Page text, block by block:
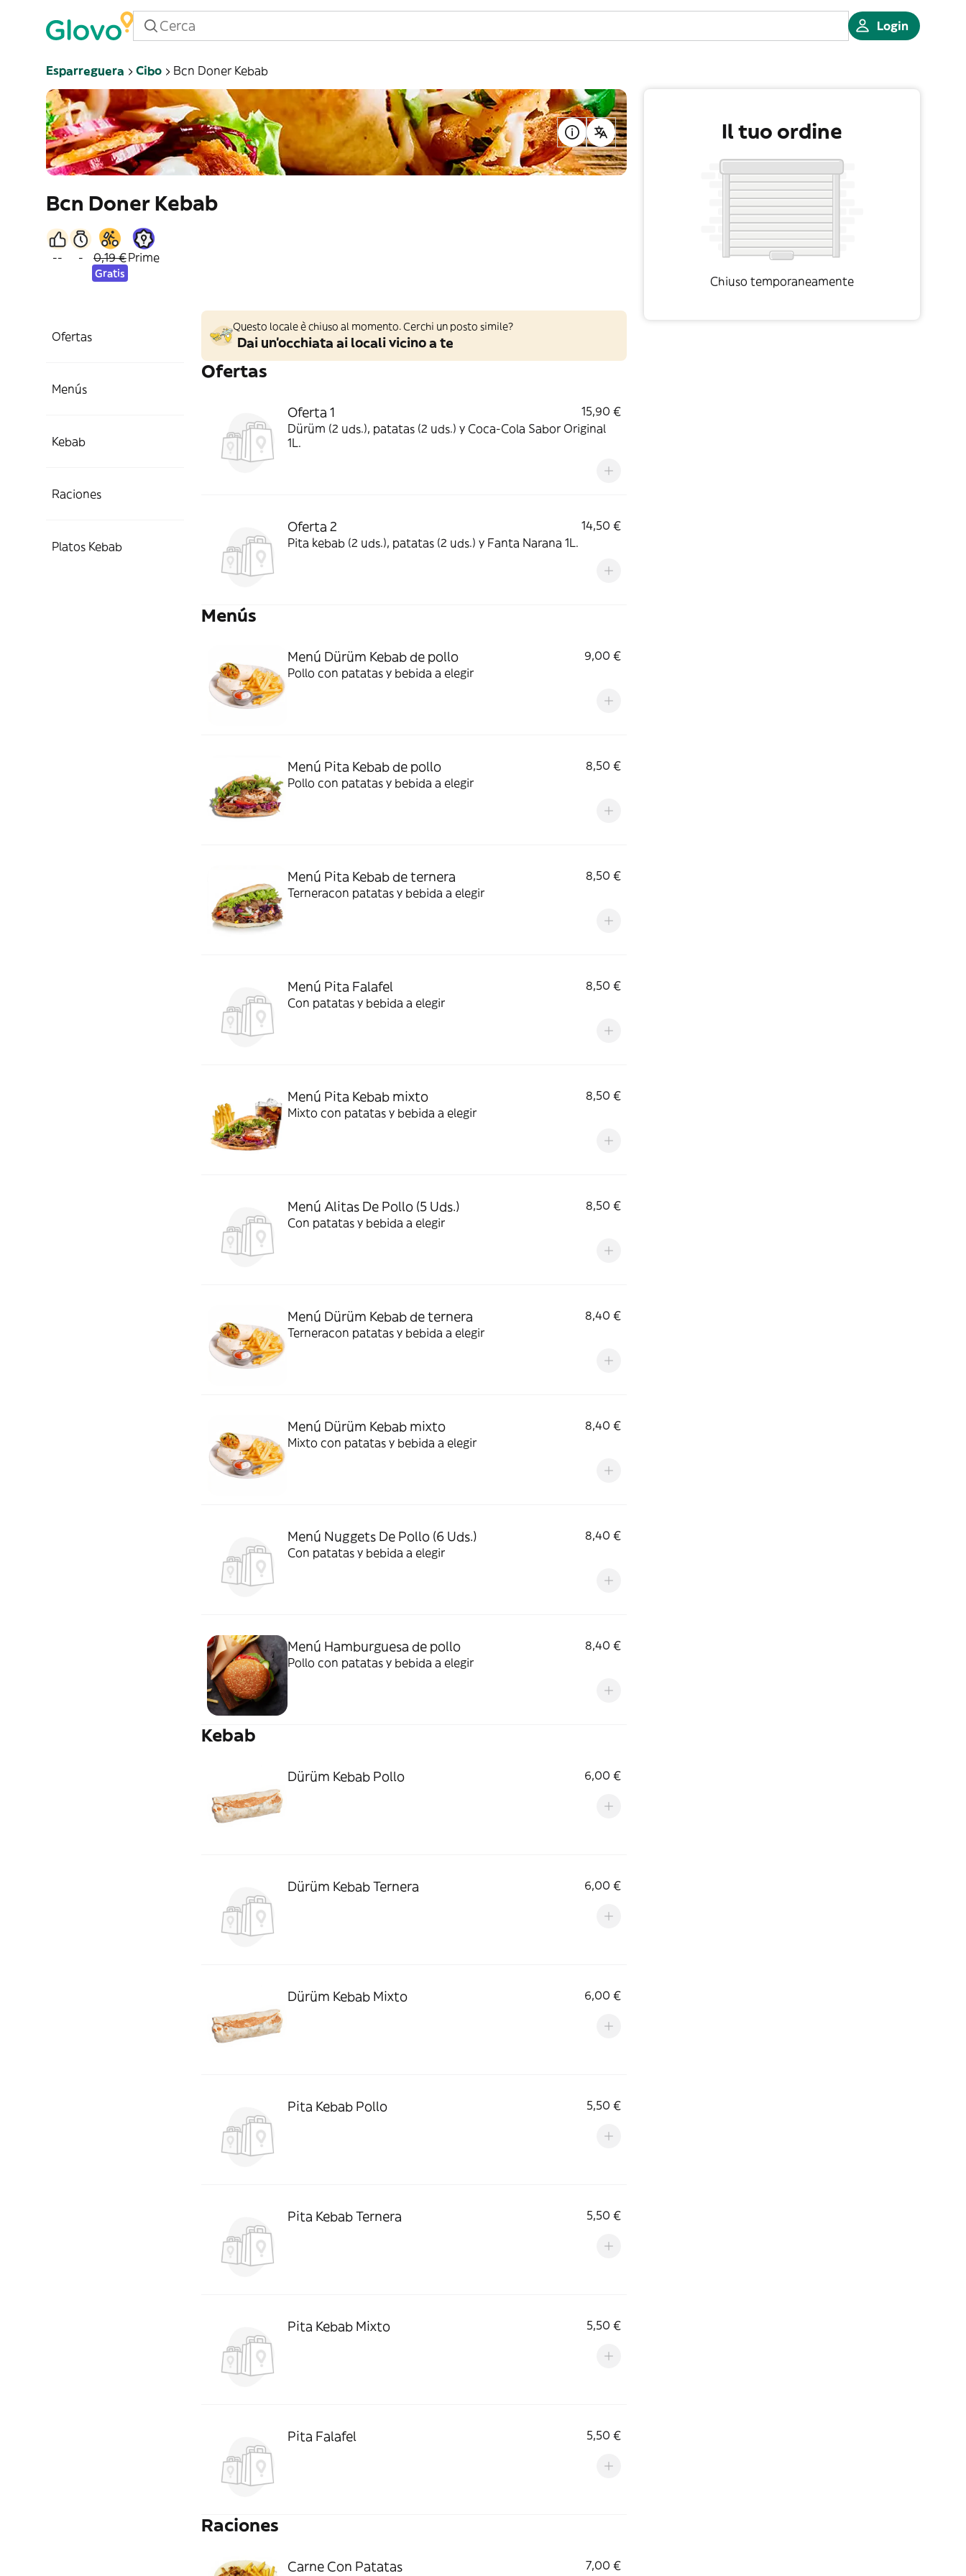
Login
Esparreguera Cibo Bcn Doner Kebab
Bcn Doner Kebab
-- - 0,19 €
Gratis
Prime
Ofertas
Menús
Kebab
Raciones
Platos Kebab
Questo locale è chiuso al momento. Cerchi un posto simile?
Dai un'occhiata ai locali vicino a te
Ofertas
Oferta 1
15,90 €
Dürüm (2 uds.), patatas (2 uds.) y Coca-Cola Sabor Original
1L.
Oferta 2
14,50 €
Pita kebab (2 uds.), patatas (2 uds.) y Fanta Narana 1L.
Menús
Menú Dürüm Kebab de pollo
9,00 €
Pollo con patatas y bebida a elegir
Menú Pita Kebab de pollo
8,50 €
Pollo con patatas y bebida a elegir
Menú Pita Kebab de ternera
8,50 €
Terneracon patatas y bebida a elegir
Menú Pita Falafel
8,50 €
Con patatas y bebida a elegir
Menú Pita Kebab mixto
8,50 €
Mixto con patatas y bebida a elegir
Menú Alitas De Pollo (5 Uds.)
8,50 €
Con patatas y bebida a elegir
Menú Dürüm Kebab de ternera
8,40 €
Terneracon patatas y bebida a elegir
Menú Dürüm Kebab mixto
8,40 €
Mixto con patatas y bebida a elegir
Menú Nuggets De Pollo (6 Uds.)
8,40 €
Con patatas y bebida a elegir
Menú Hamburguesa de pollo
8,40 €
Pollo con patatas y bebida a elegir
Kebab
Dürüm Kebab Pollo 6,00 €
Dürüm Kebab Ternera 6,00 €
Dürüm Kebab Mixto 6,00 €
Pita Kebab Pollo 5,50 €
Pita Kebab Ternera 5,50 €
Pita Kebab Mixto 5,50 €
Pita Falafel 5,50 €
Raciones
Carne Con Patatas 7,00 €
Il tuo ordine
Chiuso temporaneamente